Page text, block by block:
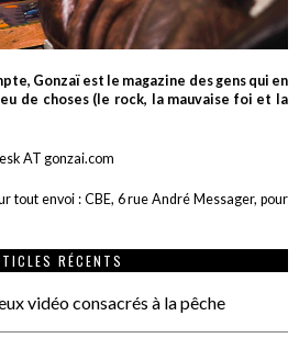
Gonzaï est le magazine des gens qui en
de choses (le rock, la mauvaise foi et la
AT gonzai.com
tout envoi : CBE, 6 rue André Messager, pour
RÉCENTS
vidéo consacrés à la pêche